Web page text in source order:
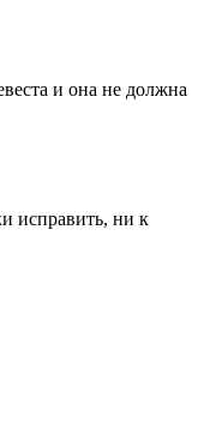
и она не должна
исправить, ни к